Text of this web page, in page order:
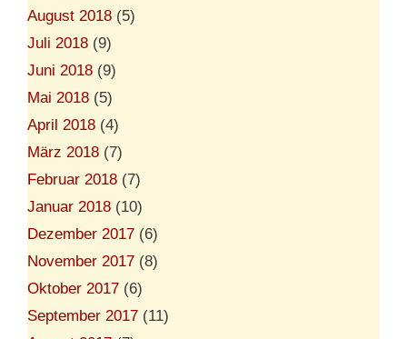
August 2018 (5)
Juli 2018 (9)
Juni 2018 (9)
Mai 2018 (5)
April 2018 (4)
März 2018 (7)
Februar 2018 (7)
Januar 2018 (10)
Dezember 2017 (6)
November 2017 (8)
Oktober 2017 (6)
September 2017 (11)